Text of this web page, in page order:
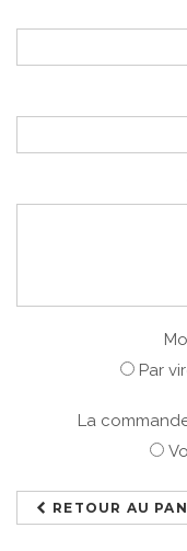
Par
La
RETOUR AU